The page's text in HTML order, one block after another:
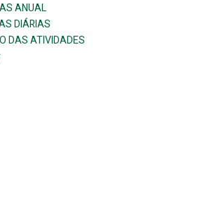
ANUAL
DIÁRIAS
DAS ATIVIDADES